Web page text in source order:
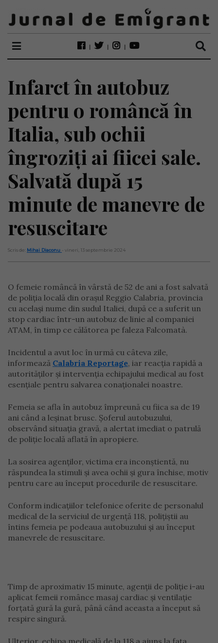
Infarct în autobuz
pentru o româncă în
Italia, sub ochii
îngroziți ai fiicei sale.
Salvată după 15
minute de manevre de
resuscitare
Scris de: Mihai Diaconu - vineri, 13 septembrie 2024
O femeie româncă în vârstă de 52 de ani a fost salvată
de poliția locală din orașul Reggio Calabria, provincia
cu același nume din sudul Italiei, după ce a suferit un
stop cardiac într-un autobuz de linie al companiei
ATAM, în timp ce călătorea pe faleza Falcomatà.
Incidentul a avut loc în urmă cu câteva zile,
informează Calabria Reportage, iar reacția rapidă a
autorităților și intervenția echipajului medical au fost
esențiale pentru salvarea conaționalei noastre.
Femeia se afla în autobuz împreună cu fiica sa de 19
ani când a leșinat brusc. Șoferul autobuzului,
observând situația gravă, a alertat imediat o patrulă
de poliție locală aflată în apropiere.
La sosirea agenților, victima era inconștientă, nu
răspundea la stimuli și avea ochii și gura închise, motiv
pentru care au început procedurile de resuscitare.
Conform indicațiilor telefonice oferite de personalul
medical de la serviciul de urgență 118, polițiștii au
întins femeia pe podeaua autobuzului și au început
manevrele de resuscitare.
Timp de aproximativ 15 minute, agenții de poliție i-au
aplicat femeii românce masaj cardiac și ventilație
forțată gură la gură, până când aceasta a început să
respire singură.